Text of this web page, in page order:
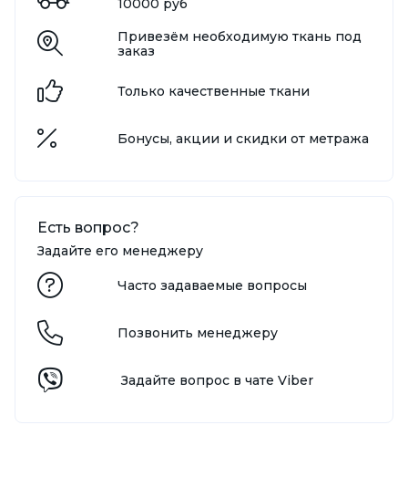
10000 руб
Привезём необходимую ткань под
заказ
Только качественные ткани
Бонусы, акции и скидки от метража
Есть вопрос?
Задайте его менеджеру
Часто задаваемые вопросы
Позвонить менеджеру
Задайте вопрос в чате Viber